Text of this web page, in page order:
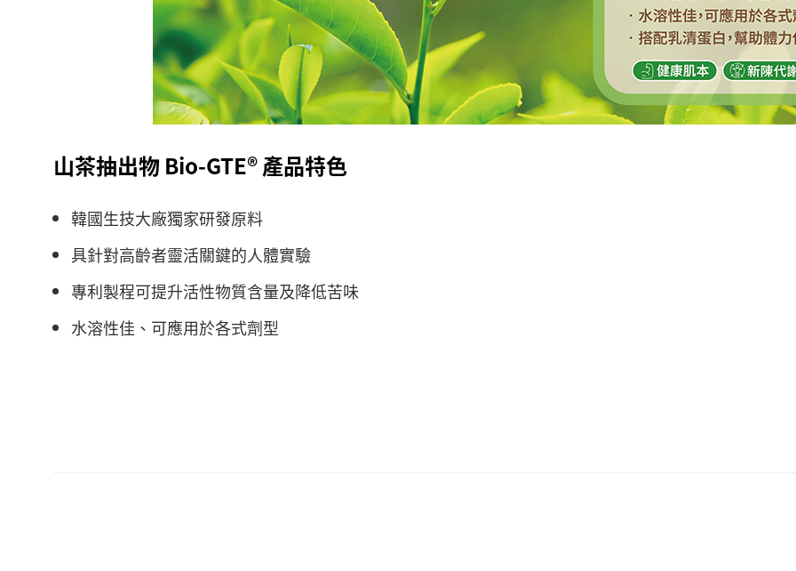
山茶抽出物 Bio-GTE® 產品特色
韓國生技大廠獨家研發原料
具針對高齡者靈活關鍵的人體實驗
專利製程可提升活性物質含量及降低苦味
水溶性佳、可應用於各式劑型